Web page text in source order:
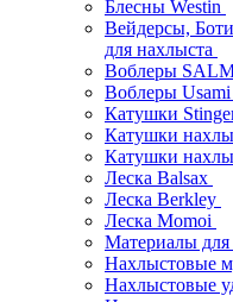
Блесны Westin
Вейдерсы,
для нахлыста
Воблеры
Воблеры
Катушки
Катушки
Катушки
Леска Balsax
Леска Berkley
Леска Momoi
Материалы
Нахлыстовые
Нахлыстовые